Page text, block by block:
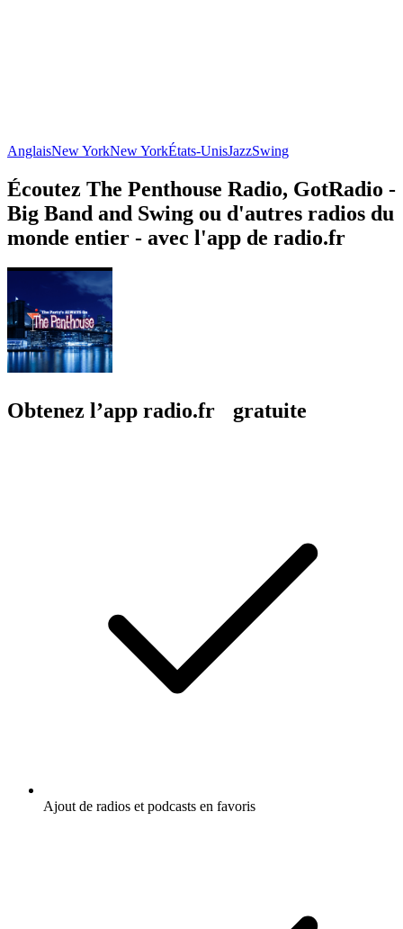
AnglaisNew YorkNew YorkÉtats-UnisJazzSwing
Écoutez The Penthouse Radio, GotRadio -
Big Band and Swing ou d'autres radios du
monde entier - avec l'app de radio.fr
Obtenez l’app radio.fr gratuite
Ajout de radios et podcasts en favoris